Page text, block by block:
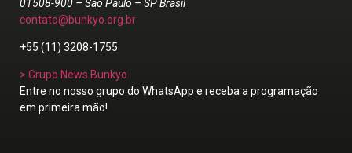
01508-900 – São Paulo – SP Brasil
contato@bunkyo.org.br
+55 (11) 3208-1755
> Grupo News Bunkyo
Entre no nosso grupo do WhatsApp e receba a programação
em primeira mão!